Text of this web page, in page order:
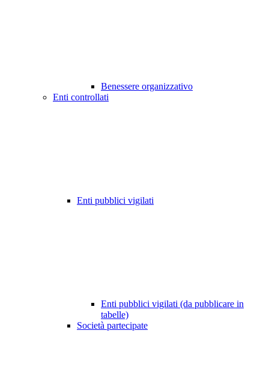
Benessere organizzativo
Enti controllati
Enti pubblici vigilati
Enti pubblici vigilati (da pubblicare in
tabelle)
Società partecipate